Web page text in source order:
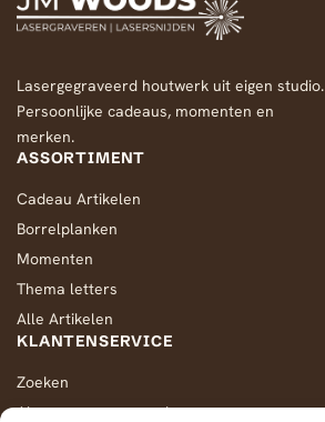
Lasergegraveerd houtwerk uit eigen studio.
Persoonlijke cadeaus, momenten en
merken.
ASSORTIMENT
Cadeau Artikelen
Borrelplanken
Momenten
Thema letters
Alle Artikelen
KLANTENSERVICE
Zoeken
Algemene voorwaarden